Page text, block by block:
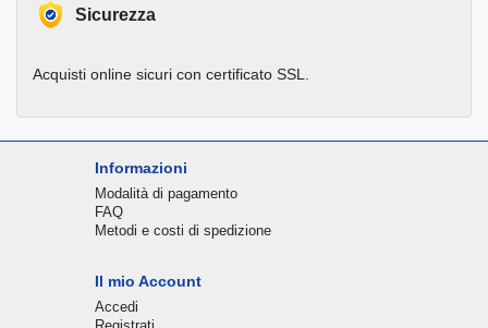
Sicurezza
Acquisti online sicuri con certificato SSL.
Informazioni
Modalità di pagamento
FAQ
Metodi e costi di spedizione
Il mio Account
Accedi